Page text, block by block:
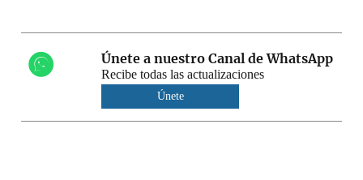
Únete a nuestro Canal de WhatsApp
Recibe todas las actualizaciones
Únete